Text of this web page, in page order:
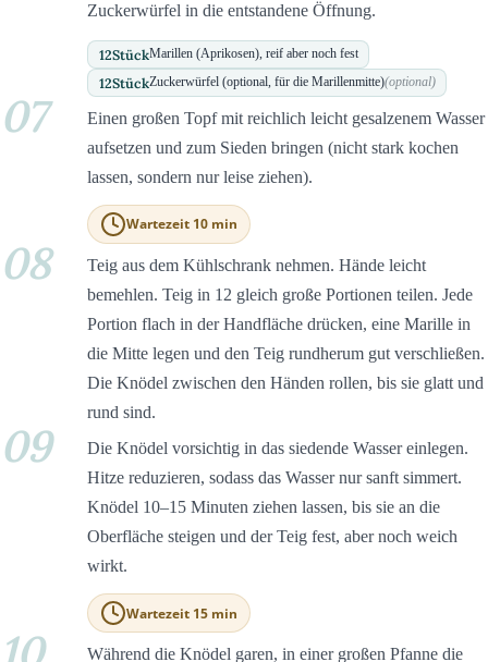
Zuckerwürfel in die entstandene Öffnung.
12StückMarillen (Aprikosen), reif aber noch fest
12StückZuckerwürfel (optional, für die Marillenmitte)(optional)
07
Einen großen Topf mit reichlich leicht gesalzenem Wasser
aufsetzen und zum Sieden bringen (nicht stark kochen
lassen, sondern nur leise ziehen).
Wartezeit 10 min
08
Teig aus dem Kühlschrank nehmen. Hände leicht
bemehlen. Teig in 12 gleich große Portionen teilen. Jede
Portion flach in der Handfläche drücken, eine Marille in
die Mitte legen und den Teig rundherum gut verschließen.
Die Knödel zwischen den Händen rollen, bis sie glatt und
rund sind.
09
Die Knödel vorsichtig in das siedende Wasser einlegen.
Hitze reduzieren, sodass das Wasser nur sanft simmert.
Knödel 10–15 Minuten ziehen lassen, bis sie an die
Oberfläche steigen und der Teig fest, aber noch weich
wirkt.
Wartezeit 15 min
Während die Knödel garen, in einer großen Pfanne die